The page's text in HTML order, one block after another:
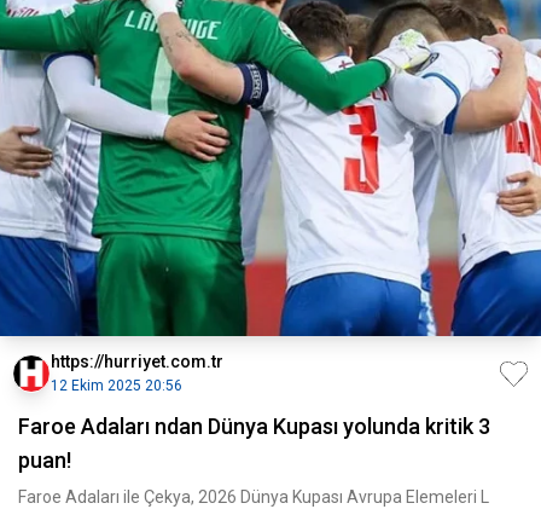
https://hurriyet.com.tr
12 Ekim 2025 20:56
Faroe Adaları ndan Dünya Kupası yolunda kritik 3
puan!
Faroe Adaları ile Çekya, 2026 Dünya Kupası Avrupa Elemeleri L